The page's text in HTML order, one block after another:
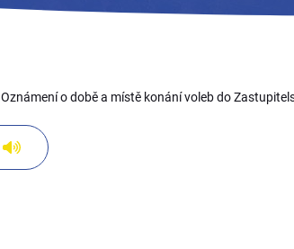
Oznámení o době a místě konání voleb do